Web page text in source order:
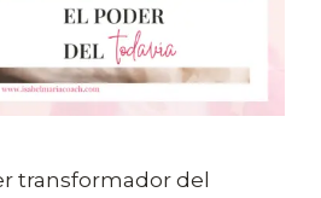
transformador del